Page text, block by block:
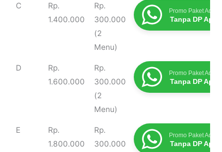
C
Rp.
1.400.000
Rp.
300.000
(2
Menu)
Promo Paket
Tanpa DP
D
Rp.
1.600.000
Rp.
300.000
(2
Menu)
Promo Paket
Tanpa DP
E
Rp.
1.800.000
Rp.
300.000
Promo Paket
Tanpa DP